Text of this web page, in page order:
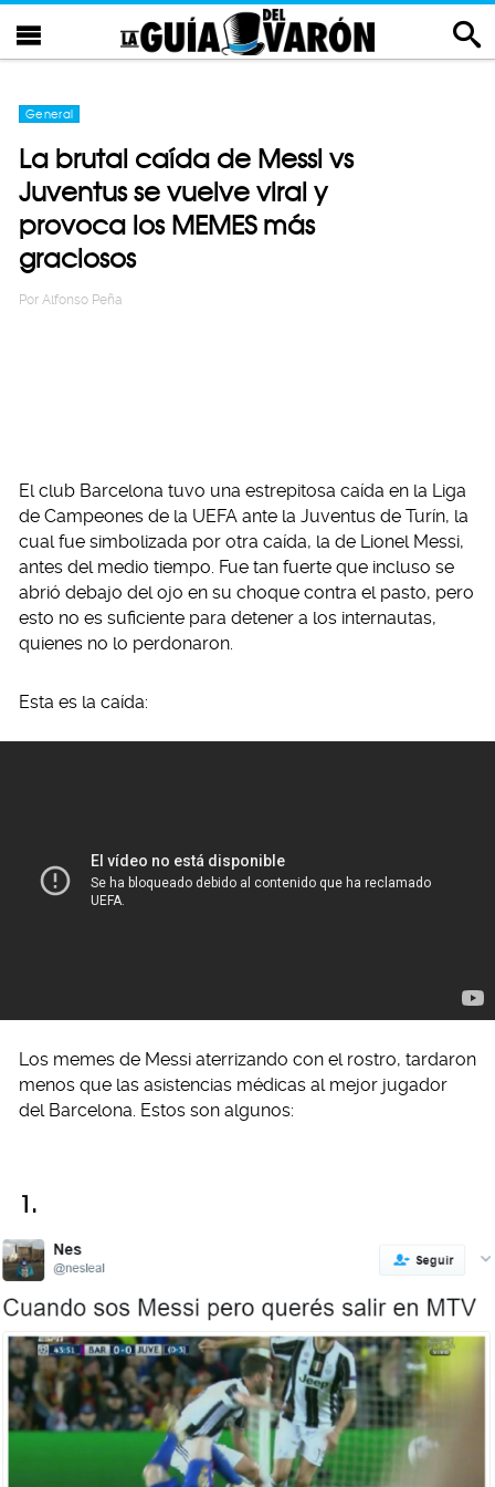
General
La brutal caída de Messi vs
Juventus se vuelve viral y
provoca los MEMES más
graciosos
Por Alfonso Peña
El club Barcelona tuvo una estrepitosa caída en la Liga
de Campeones de la UEFA ante la Juventus de Turín, la
cual fue simbolizada por otra caída, la de Lionel Messi,
antes del medio tiempo. Fue tan fuerte que incluso se
abrió debajo del ojo en su choque contra el pasto, pero
esto no es suficiente para detener a los internautas,
quienes no lo perdonaron.
Esta es la caída:
Los memes de Messi aterrizando con el rostro, tardaron
menos que las asistencias médicas al mejor jugador
del Barcelona. Estos son algunos:
1.